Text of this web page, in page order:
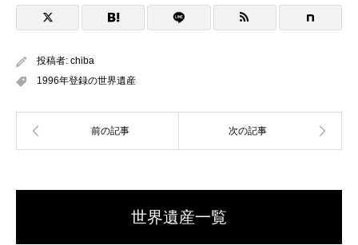
投稿者: chiba
1996年登録の世界遺産
世界遺産一覧